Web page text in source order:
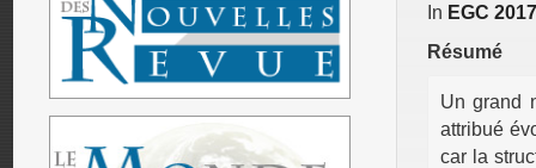
In EGC 2017
Résumé
Un grand
attribué
car la